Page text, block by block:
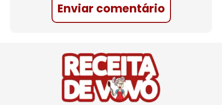
Enviar comentário